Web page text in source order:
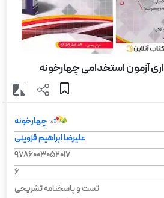
استخدامی چهارخونه
چهارخونه
علیرضا ابراهیم قزوینی
9786003052017
6
تست و پاسخنامه تشریحی